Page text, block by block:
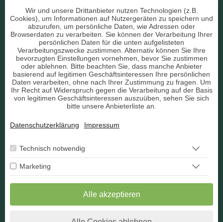
Beruf & Arbeitsleben
Liebe & Partnerschaft
sonstige Bereiche
AGB
Datenschutz
Impressum
Berater Bewerbung
Widerruf
Wir und unsere Drittanbieter nutzen Technologien (z.B.
Cookies), um Informationen auf Nutzergeräten zu speichern und
abzurufen, um persönliche Daten, wie Adressen oder
Browserdaten zu verarbeiten. Sie können der Verarbeitung Ihrer
persönlichen Daten für die unten aufgelisteten
Verarbeitungszwecke zustimmen. Alternativ können Sie Ihre
bevorzugten Einstellungen vornehmen, bevor Sie zustimmen
oder ablehnen. Bitte beachten Sie, dass manche Anbieter
basierend auf legitimen Geschäftsinteressen Ihre persönlichen
Daten verarbeiten, ohne nach Ihrer Zustimmung zu fragen. Um
Ihr Recht auf Widerspruch gegen die Verarbeitung auf der Basis
von legitimen Geschäftsinteressen auszuüben, sehen Sie sich
bitte unsere Anbieterliste an.
Datenschutzerklärung Impressum
Technisch notwendig
Marketing
Alle akzeptieren